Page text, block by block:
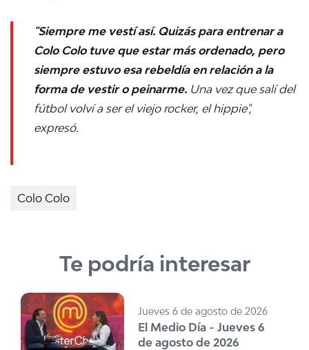
"Siempre me vestí así. Quizás para entrenar a
Colo Colo tuve que estar más ordenado, pero
siempre estuvo esa rebeldía en relación a la
forma de vestir o peinarme. Una vez que salí del
fútbol volví a ser el viejo rocker, el hippie",
expresó.
Colo Colo
Te podría interesar
Jueves 6 de agosto de 2026
El Medio Día - Jueves 6
de agosto de 2026